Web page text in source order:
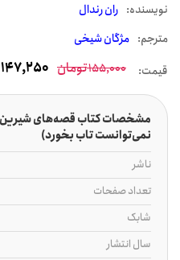
نويسنده: ران رندال
مترجم: مژگان شیخی
قیمت: 155,000تومان 147,250
نمی‌توانست تاب بخورد)
ناشر
تعداد صفحات
شابک
سال انتشار